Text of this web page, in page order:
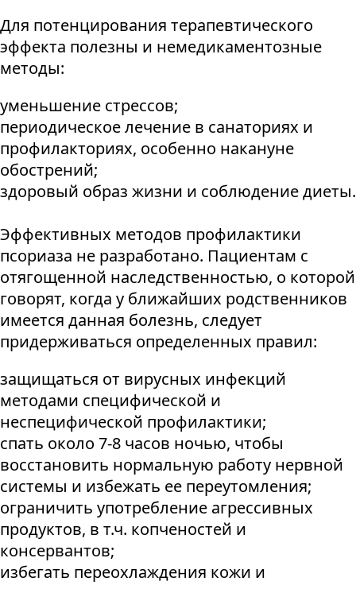
Для потенцирования терапевтического
эффекта полезны и немедикаментозные
методы:
уменьшение стрессов;
периодическое лечение в санаториях и
профилакториях, особенно накануне
обострений;
здоровый образ жизни и соблюдение диеты.
Эффективных методов профилактики
псориаза не разработано. Пациентам с
отягощенной наследственностью, о которой
говорят, когда у ближайших родственников
имеется данная болезнь, следует
придерживаться определенных правил:
защищаться от вирусных инфекций
методами специфической и
неспецифической профилактики;
спать около 7-8 часов ночью, чтобы
восстановить нормальную работу нервной
системы и избежать ее переутомления;
ограничить употребление агрессивных
продуктов, в т.ч. копченостей и
консервантов;
избегать переохлаждения кожи и